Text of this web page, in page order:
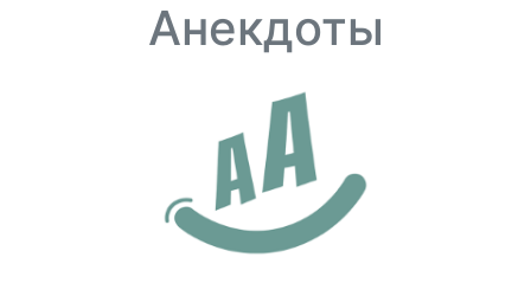
Анекдоты